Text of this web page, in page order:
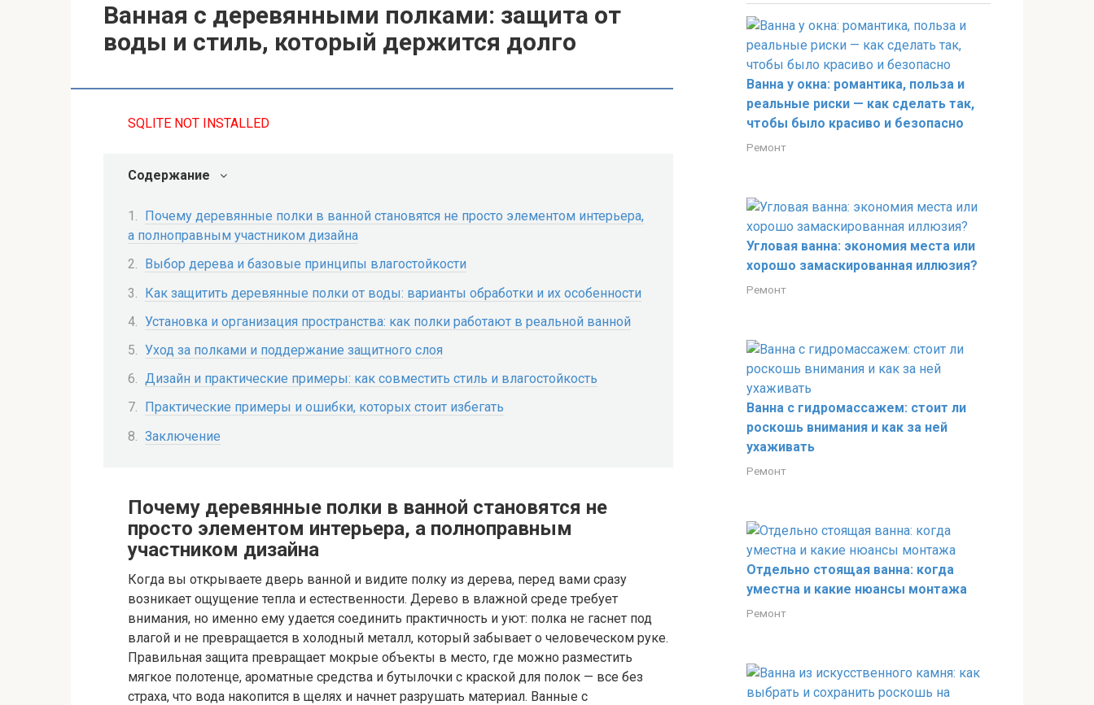
Ванная с деревянными полками: защита от
воды и стиль, который держится долго
SQLITE NOT INSTALLED
Содержание
Почему деревянные полки в ванной становятся не просто элементом интерьера,
а полноправным участником дизайна
Выбор дерева и базовые принципы влагостойкости
Как защитить деревянные полки от воды: варианты обработки и их особенности
Установка и организация пространства: как полки работают в реальной ванной
Уход за полками и поддержание защитного слоя
Дизайн и практические примеры: как совместить стиль и влагостойкость
Практические примеры и ошибки, которых стоит избегать
Заключение
Почему деревянные полки в ванной становятся не
просто элементом интерьера, а полноправным
участником дизайна
Когда вы открываете дверь ванной и видите полку из дерева, перед вами сразу
возникает ощущение тепла и естественности. Дерево в влажной среде требует
внимания, но именно ему удается соединить практичность и уют: полка не гаснет под
влагой и не превращается в холодный металл, который забывает о человеческом руке.
Правильная защита превращает мокрые объекты в место, где можно разместить
мягкое полотенце, ароматные средства и бутылочки с краской для полок — все без
страха, что вода накопится в щелях и начнет разрушать материал. Ванные с
Ванна у окна: романтика, польза и
реальные риски — как сделать так,
чтобы было красиво и безопасно
Ремонт
Угловая ванна: экономия места или
хорошо замаскированная иллюзия?
Ремонт
Ванна с гидромассажем: стоит ли
роскошь внимания и как за ней
ухаживать
Ремонт
Отдельно стоящая ванна: когда
уместна и какие нюансы монтажа
Ремонт